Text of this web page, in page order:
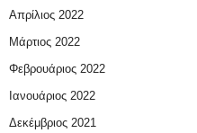
Απρίλιος 2022
Μάρτιος 2022
Φεβρουάριος 2022
Ιανουάριος 2022
Δεκέμβριος 2021